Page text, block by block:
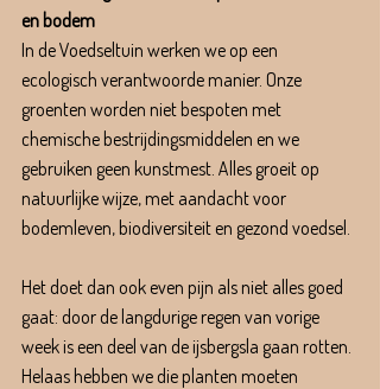
en bodem
In de Voedseltuin werken we op een
ecologisch verantwoorde manier. Onze
groenten worden niet bespoten met
chemische bestrijdingsmiddelen en we
gebruiken geen kunstmest. Alles groeit op
natuurlijke wijze, met aandacht voor
bodemleven, biodiversiteit en gezond voedsel.
Het doet dan ook even pijn als niet alles goed
gaat: door de langdurige regen van vorige
week is een deel van de ijsbergsla gaan rotten.
Helaas hebben we die planten moeten